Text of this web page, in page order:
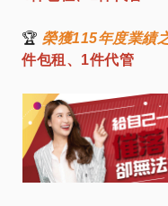
🏆 榮獲115年度業績
件包租、1件代管